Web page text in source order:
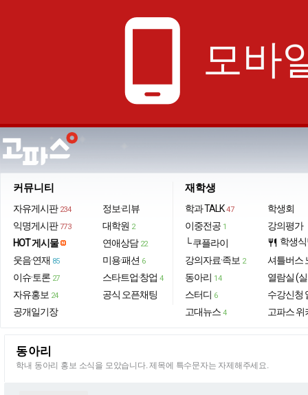
phone_android 모바
커뮤니티
자유게시판 234
익명게시판 773
HOT 게시물
웃음·연재 85
이슈·토론 27
자유홍보 24
공개일기장
정보·리뷰
대학원 2
연애상담 22
미용·패션 6
스타트업·창업 4
공식 오픈채팅
재학생
학과 TALK 47
이중전공 1
└ 쿠플라이
강의자료·족보 2
동아리 14
스터디 6
고대뉴스 4
학생회
강의평가
restaurant 학생
셔틀버스
열람실 (
수강신청
고파스 위
동아리
학내 동아리 홍보 소식을 모았습니다. 제목에 특수문자는 자제해주세요.